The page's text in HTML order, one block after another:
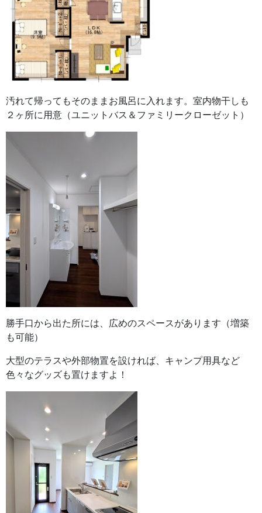
汚れて帰ってもそのままお風呂に入れます。室内物干しも
２ヶ所に用意（ユニットバス＆ファミリークローゼット）
勝手口から出た所には、広めのスペースがあります（増築
も可能）
大型のテラスや外部物置を設ければ、キャンプ用具など
色々なグッズも置けますよ！